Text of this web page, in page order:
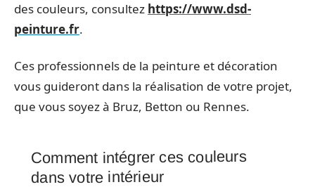
des couleurs, consultez https://www.dsd-
peinture.fr.
Ces professionnels de la peinture et décoration
vous guideront dans la réalisation de votre projet,
que vous soyez à Bruz, Betton ou Rennes.
Comment intégrer ces couleurs
dans votre intérieur